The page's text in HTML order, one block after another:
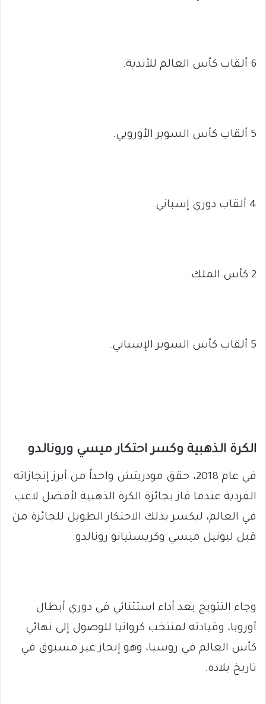
6 ألقاب كأس العالم للأندية.
5 ألقاب كأس السوبر الأوروبي.
4 ألقاب دوري إسباني.
2 كأس الملك.
5 ألقاب كأس السوبر الإسباني.
الكرة الذهبية وكسر احتكار ميسي ورونالدو
في عام 2018، حقق مودريتش واحداً من أبرز إنجازاته
الفردية عندما فاز بجائزة الكرة الذهبية لأفضل لاعب
في العالم، ليكسر بذلك الاحتكار الطويل للجائزة من
قبل ليونيل ميسي وكريستيانو رونالدو.
وجاء التتويج بعد أداء استثنائي في دوري أبطال
أوروبا، وقيادته لمنتخب كرواتيا للوصول إلى نهائي
كأس العالم في روسيا، وهو إنجاز غير مسبوق في
تاريخ بلاده.